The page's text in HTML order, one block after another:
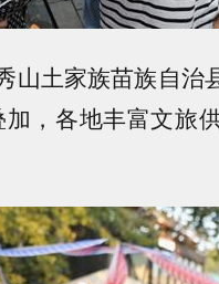
土家族苗族自治
，各地丰富文旅